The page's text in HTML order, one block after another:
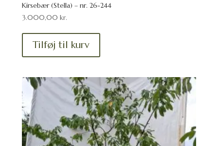
Kirsebær (Stella) – nr. 26-244
3.000,00 kr.
Tilføj til kurv